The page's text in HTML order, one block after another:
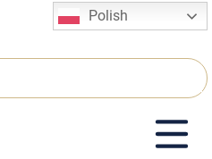
Polish